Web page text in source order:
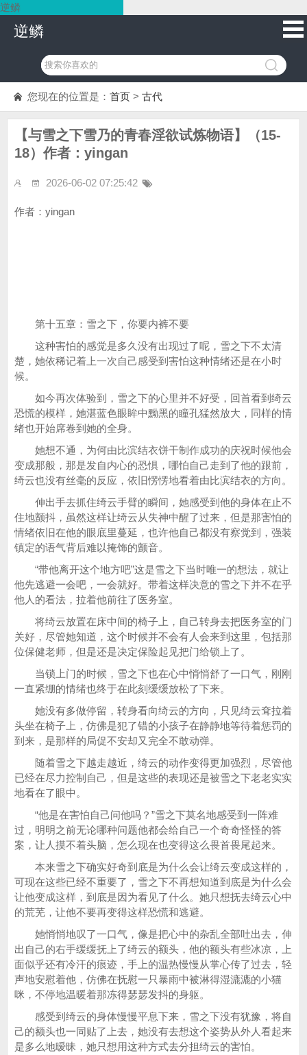
逆鳞
逆鳞
您现在的位置是： 首页 > 古代
【与雪之下雪乃的青春淫欲试炼物语】（15-
18）作者：yingan
2026-06-02 07:25:42
作者：yingan
第十五章：雪之下，你要内裤不要
这种害怕的感觉是多久没有出现过了呢，雪之下不太清
楚，她依稀记着上一次自己感受到害怕这种情绪还是在小时
候。
如今再次体验到，雪之下的心里并不好受，回首看到绮云
恐慌的模样，她湛蓝色眼眸中黝黑的瞳孔猛然放大，同样的情
绪也开始席卷到她的全身。
她想不通，为何由比滨结衣饼干制作成功的庆祝时候他会
变成那般，那是发自内心的恐惧，哪怕自己走到了他的跟前，
绮云也没有丝毫的反应，依旧愣愣地看着由比滨结衣的方向。
伸出手去抓住绮云手臂的瞬间，她感受到他的身体在止不
住地颤抖，虽然这样让绮云从失神中醒了过来，但是那害怕的
情绪依旧在他的眼底里蔓延，也许他自己都没有察觉到，强装
镇定的语气背后难以掩饰的颤音。
“带他离开这个地方吧”这是雪之下当时唯一的想法，就让
他先逃避一会吧，一会就好。带着这样决意的雪之下并不在乎
他人的看法，拉着他前往了医务室。
将绮云放置在床中间的椅子上，自己转身去把医务室的门
关好，尽管她知道，这个时候并不会有人会来到这里，包括那
位保健老师，但是还是决定保险起见把门给锁上了。
当锁上门的时候，雪之下也在心中悄悄舒了一口气，刚刚
一直紧绷的情绪也终于在此刻缓缓放松了下来。
她没有多做停留，转身看向绮云的方向，只见绮云耷拉着
头坐在椅子上，仿佛是犯了错的小孩子在静静地等待着惩罚的
到来，是那样的局促不安却又完全不敢动弹。
随着雪之下越走越近，绮云的动作变得更加强烈，尽管他
已经在尽力控制自己，但是这些的表现还是被雪之下老老实实
地看在了眼中。
“他是在害怕自己问他吗？”雪之下莫名地感受到一阵难
过，明明之前无论哪种问题他都会给自己一个奇奇怪怪的答
案，让人摸不着头脑，怎么现在也变得这么畏首畏尾起来。
本来雪之下确实好奇到底是为什么会让绮云变成这样的，
可现在这些已经不重要了，雪之下不再想知道到底是为什么会
让他变成这样，到底是因为看见了什么。她只想抚去绮云心中
的荒芜，让他不要再变得这样恐慌和逃避。
她悄悄地叹了一口气，像是把心中的杂乱全部吐出去，伸
出自己的右手缓缓抚上了绮云的额头，他的额头有些冰凉，上
面似乎还有冷汗的痕迹，手上的温热慢慢从掌心传了过去，轻
声地安慰着他，仿佛在抚慰一只暴雨中被淋得湿漉漉的小猫
咪，不停地温暖着那冻得瑟瑟发抖的身躯。
感受到绮云的身体慢慢平息下来，雪之下没有犹豫，将自
己的额头也一同贴了上去，她没有去想这个姿势从外人看起来
是多么地暧昧，她只想用这种方式去分担绮云的害怕。